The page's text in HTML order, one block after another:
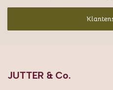
JUTTER & Co.